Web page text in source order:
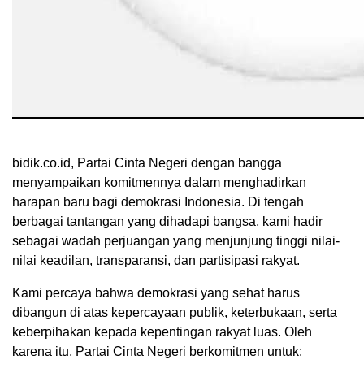
bidik.co.id, Partai Cinta Negeri dengan bangga
menyampaikan komitmennya dalam menghadirkan
harapan baru bagi demokrasi Indonesia. Di tengah
berbagai tantangan yang dihadapi bangsa, kami hadir
sebagai wadah perjuangan yang menjunjung tinggi nilai-
nilai keadilan, transparansi, dan partisipasi rakyat.
Kami percaya bahwa demokrasi yang sehat harus
dibangun di atas kepercayaan publik, keterbukaan, serta
keberpihakan kepada kepentingan rakyat luas. Oleh
karena itu, Partai Cinta Negeri berkomitmen untuk: